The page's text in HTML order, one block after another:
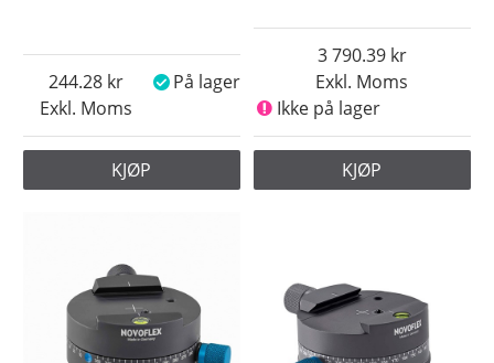
Exkl. Moms
244.28 På lager
KJØP
Exkl. Moms
3 790.39
Ikke på lager
KJØP